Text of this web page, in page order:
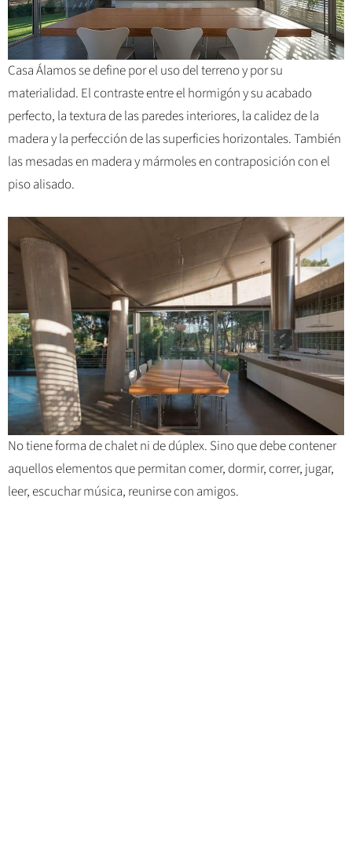
Casa Álamos se define por el uso del terreno y por su
materialidad. El contraste entre el hormigón y su acabado
perfecto, la textura de las paredes interiores, la calidez de la
madera y la perfección de las superficies horizontales. También
las mesadas en madera y mármoles en contraposición con el
piso alisado.
No tiene forma de chalet ni de dúplex. Sino que debe contener
aquellos elementos que permitan comer, dormir, correr, jugar,
leer, escuchar música, reunirse con amigos.